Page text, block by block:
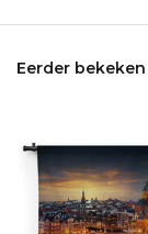
Eerder bekeken